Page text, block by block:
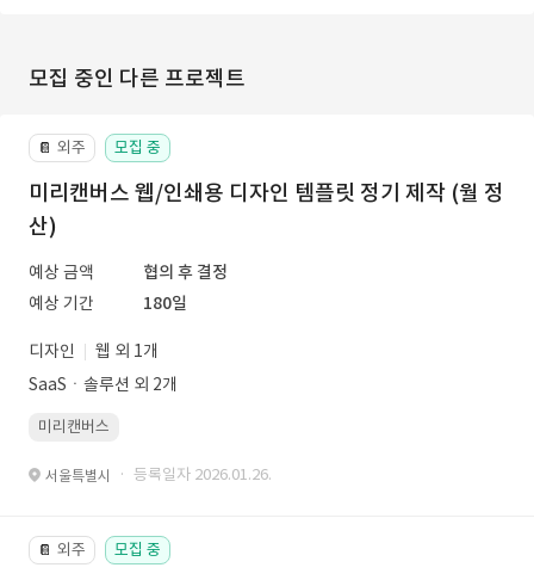
모집 중인 다른 프로젝트
📔 외주 모집 중
미리캔버스 웹/인쇄용 디자인 템플릿 정기 제작 (월 정
산)
예상 금액
협의 후 결정
예상 기간
180일
디자인
웹 외 1개
SaaSㆍ솔루션 외 2개
미리캔버스
서울특별시 · 등록일자 2026.01.26.
📔 외주 모집 중